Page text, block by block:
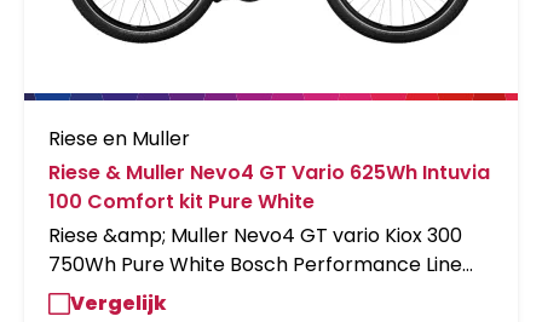
Riese en Muller
Riese & Muller Nevo4 GT Vario 625Wh Intuvia
100 Comfort kit Pure White
Riese &amp; Muller Nevo4 GT vario Kiox 300
750Wh Pure White Bosch Performance Line
CX, PowerTube, Enviolo, belt
Vergelijk